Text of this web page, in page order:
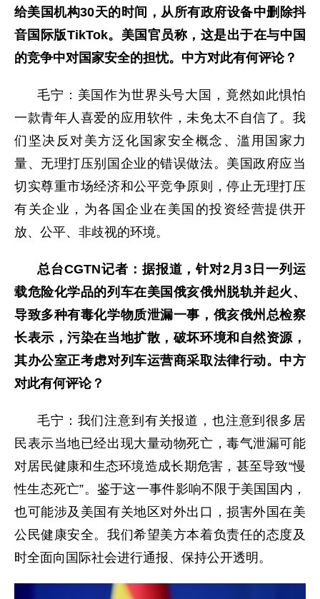
给美国机构30天的时间，从所有政府设备中删除抖
音国际版TikTok。美国官员称，这是出于在与中国
的竞争中对国家安全的担忧。中方对此有何评论？
毛宁：美国作为世界头号大国，竟然如此惧怕
一款青年人喜爱的应用软件，未免太不自信了。我
们坚决反对美方泛化国家安全概念、滥用国家力
量、无理打压别国企业的错误做法。美国政府应当
切实尊重市场经济和公平竞争原则，停止无理打压
有关企业，为各国企业在美国的投资经营提供开
放、公平、非歧视的环境。
总台CGTN记者：据报道，针对2月3日一列运
载危险化学品的列车在美国俄亥俄州脱轨并起火、
导致多种有毒化学物质泄漏一事，俄亥俄州总检察
长表示，污染在当地扩散，破坏环境和自然资源，
其办公室正考虑对列车运营商采取法律行动。中方
对此有何评论？
毛宁：我们注意到有关报道，也注意到很多居
民表示当地已经出现大量动物死亡，毒气泄漏可能
对居民健康和生态环境造成长期危害，甚至导致“慢
性生态死亡”。鉴于这一事件影响不限于美国国内，
也可能涉及美国有关地区对外出口，损害外国在美
公民健康安全。我们希望美方本着负责任的态度及
时全面向国际社会进行通报、保持公开透明。